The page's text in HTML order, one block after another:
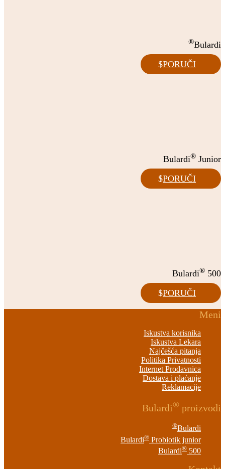
Bulardi
®
PORUČI
Bulardi® Junior
PORUČI
Bulardi® 500
PORUČI
Meni
Iskustva korisnika
Iskustva Lekara
Najčešća pitanja
Politika Privatnosti
Internet Prodavnica
Dostava i plaćanje
Reklamacije
Bulardi® proizvodi
Bulardi
®
Bulardi® Probiotik junior
Bulardi® 500